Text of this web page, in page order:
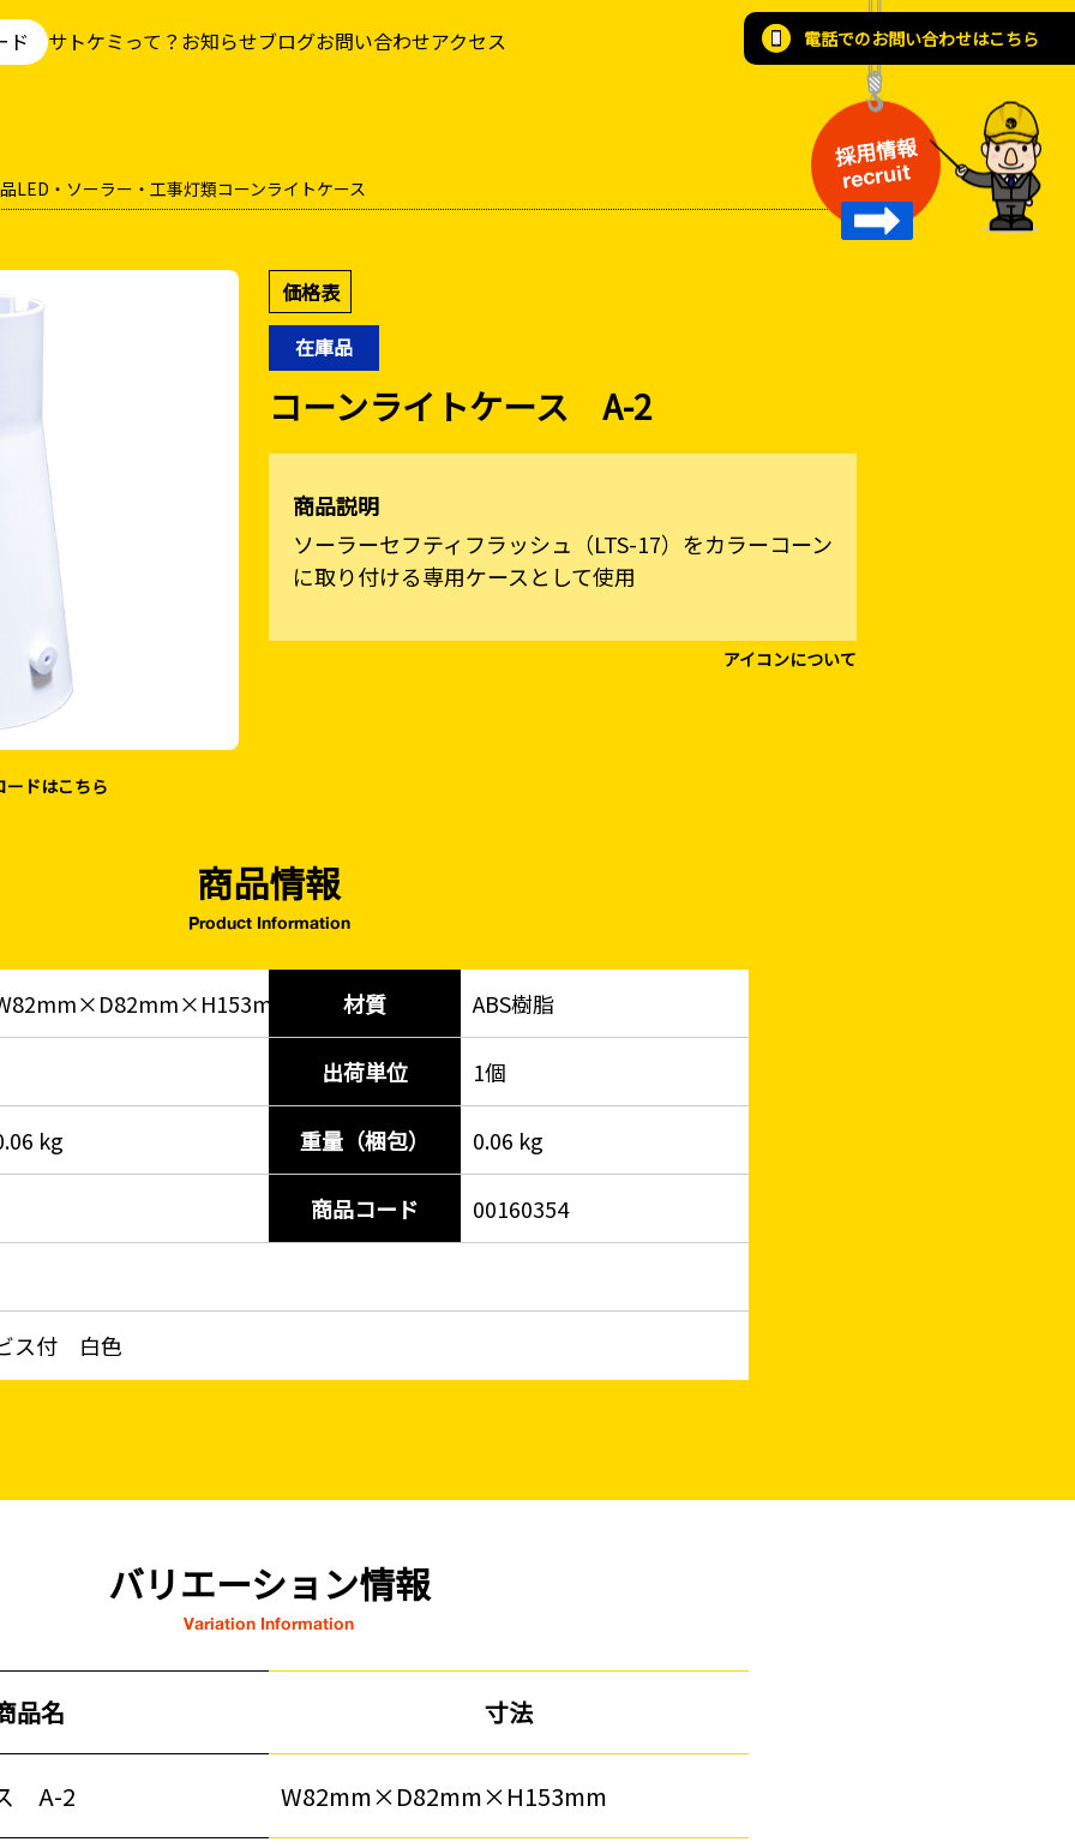
ド サトケミって？ お知らせブログお問い合わせアクセス
塗装工事
基礎工事・
仮説・バリケード
採用情報
recruit
電話でのお問い合わせはこちら
LED・ソーラー・工事灯類コーンライトケース
ードはこちら
価格表
在庫品
コーンライトケース A-2
商品説明
ソーラーセフティフラッシュ（LTS-17）をカラーコーン
に取り付ける専用ケースとして使用
アイコンについて
商品情報
Product Information
材質 ABS樹脂
出荷単位 1個
kg 重量（梱包） 0.06 kg
商品コード 00160354
ス付 白色
バリエーション情報
Variation Information
品名 寸法
A-2 W82mm×D82mm×H153mm